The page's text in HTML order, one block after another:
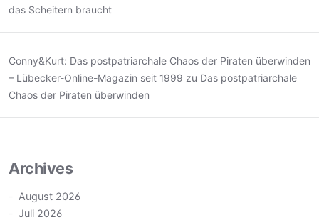
das Scheitern braucht
Conny&Kurt: Das postpatriarchale Chaos der Piraten überwinden
– Lübecker-Online-Magazin seit 1999 zu Das postpatriarchale
Chaos der Piraten überwinden
Archives
August 2026
Juli 2026